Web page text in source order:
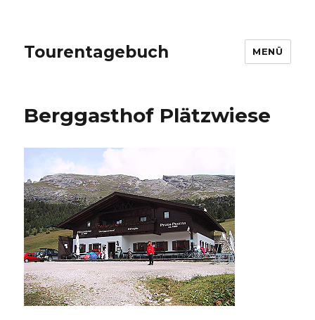
Tourentagebuch MENÜ
Berggasthof Plätzwiese